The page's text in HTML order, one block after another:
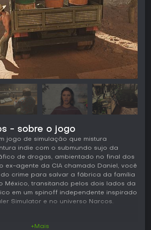
- sobre o jogo
jogo de simulação que mistura
indie com o submundo sujo da
de drogas, ambientado no final dos
ex-agente da CIA chamado Daniel, você
crime para salvar a fábrica da família
México, transitando pelos dois lados da
em um spinoff independente inspirado
Simulator e no universo Narcos.
+Mais